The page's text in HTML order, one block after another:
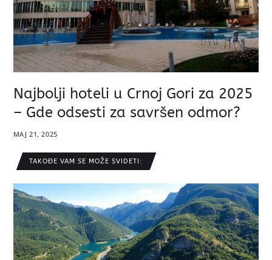
Najbolji hoteli u Crnoj Gori za 2025
– Gde odsesti za savršen odmor?
MAJ 21, 2025
TAKOĐE VAM SE MOŽE SVIDETI: